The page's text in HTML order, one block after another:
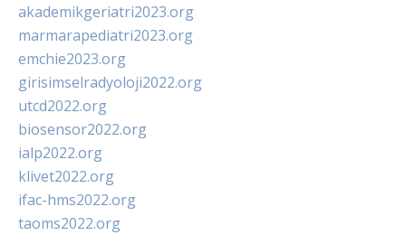
akademikgeriatri2023.org
marmarapediatri2023.org
emchie2023.org
girisimselradyoloji2022.org
utcd2022.org
biosensor2022.org
ialp2022.org
klivet2022.org
ifac-hms2022.org
taoms2022.org